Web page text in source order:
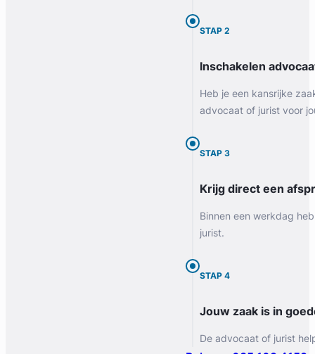
STAP 2
Inschakelen
Heb je een kansrijke
advocaat of jurist voor
STAP 3
Krijg direct een
Binnen een werkdag
jurist.
STAP 4
Jouw zaak is in
De advocaat of jurist